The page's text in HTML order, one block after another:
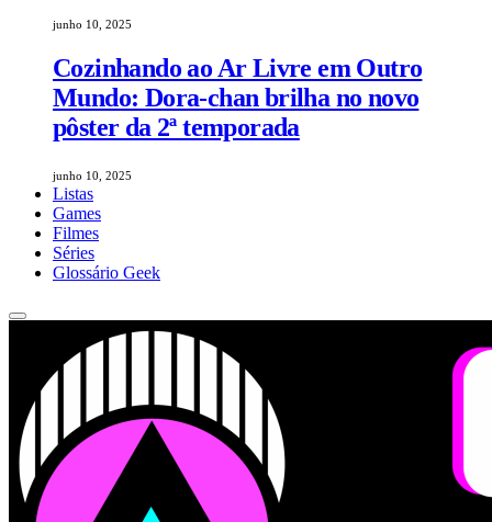
junho 10, 2025
Cozinhando ao Ar Livre em Outro
Mundo: Dora-chan brilha no novo
pôster da 2ª temporada
junho 10, 2025
Listas
Games
Filmes
Séries
Glossário Geek